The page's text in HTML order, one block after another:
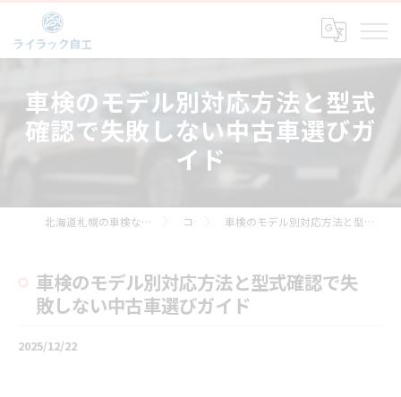
車検のモデル別対応方法と型式
確認で失敗しない中古車選びガ
イド
北海道札幌の車検なら株式会社ライラック自工 コラム 車検のモデル別対応方法と型式確認で失敗しない中古車選びガイド
車検のモデル別対応方法と型式確認で失
敗しない中古車選びガイド
2025/12/22